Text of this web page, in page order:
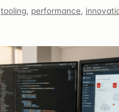
tooling, performance,